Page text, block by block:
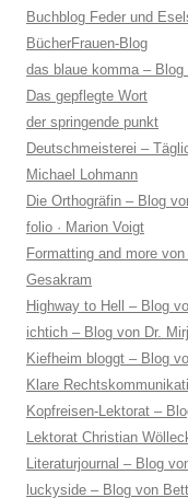
Buchblog Feder und
BücherFrauen-Blog
das blaue komma –
Das gepflegte Wort
der springende punkt
Deutschmeisterei –
Michael Lohmann
Die Orthogräfin – Blog
folio · Marion Voigt
Formatting and more
Gesakram
Highway to Hell – Blog
ichtich – Blog von Dr.
Kiefheim bloggt – Blog
Klare
Kopfreisen-Lektorat –
Lektorat Christian
Literaturjournal – Blog
luckyside – Blog von